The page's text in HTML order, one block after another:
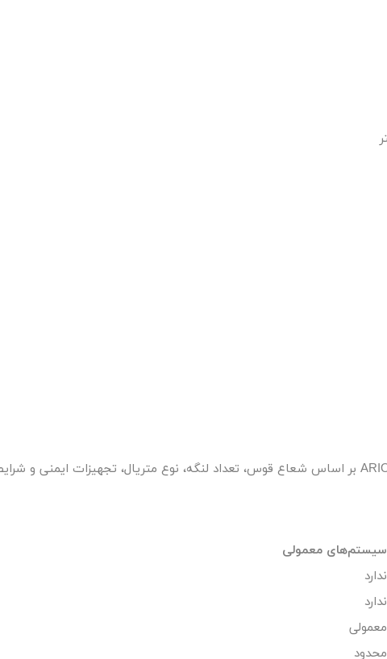
سیستم‌های معمولی
ندارد
ندارد
معمولی
محدود